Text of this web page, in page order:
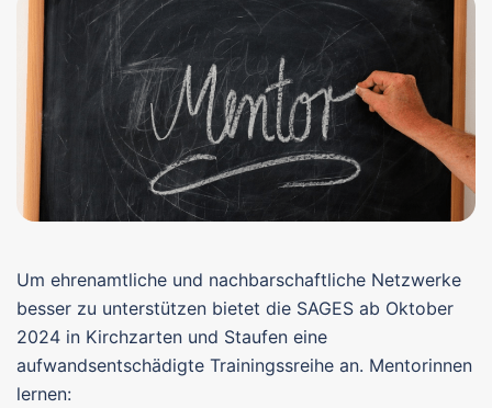
Um ehrenamtliche und nachbarschaftliche Netzwerke
besser zu unterstützen bietet die SAGES ab Oktober
2024 in Kirchzarten und Staufen eine
aufwandsentschädigte Trainingssreihe an. Mentorinnen
lernen: